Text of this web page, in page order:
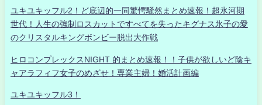
ユキユキッフル2！ど底辺的一同驚愕騒然まとめ速報！超氷河期
世代！人生の強制ロスカットですべてを失ったキグナス氷子の愛
のクリスタルキングボンビー脱出大作戦
ヒロコンプレックスNIGHT 的まとめ速報！！子供が欲しいど陰キ
ャアラフィフ女子のめざせ！専業主婦！婚活計画編
ユキユキッフル3！